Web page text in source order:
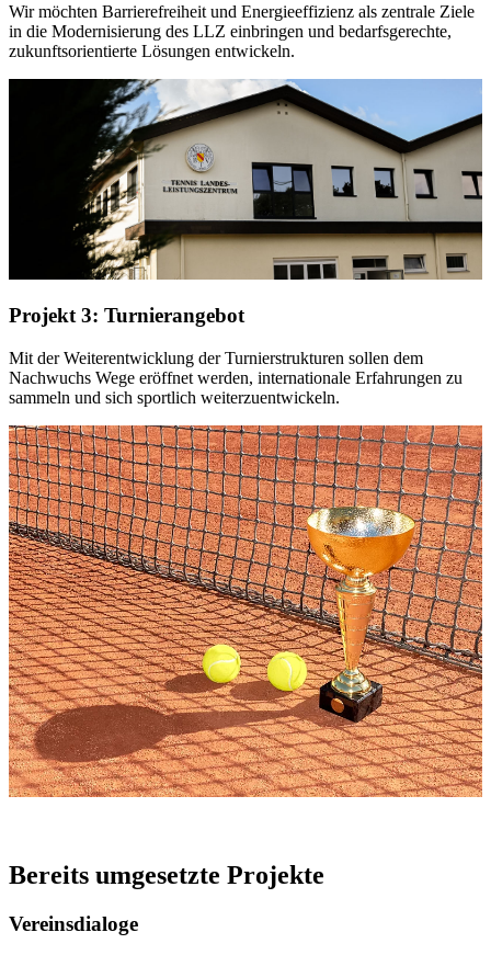
Wir möchten Barrierefreiheit und Energieeffizienz als zentrale Ziele
in die Modernisierung des LLZ einbringen und bedarfsgerechte,
zukunftsorientierte Lösungen entwickeln.
Projekt 3: Turnierangebot
Mit der Weiterentwicklung der Turnierstrukturen sollen dem
Nachwuchs Wege eröffnet werden, internationale Erfahrungen zu
sammeln und sich sportlich weiterzuentwickeln.
Bereits umgesetzte Projekte
Vereinsdialoge